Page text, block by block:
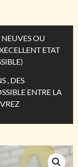
NEUVES OU
ETAT
, DES
ENTRE LA